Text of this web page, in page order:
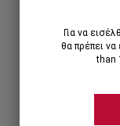
Για να
θα πρέπει
than